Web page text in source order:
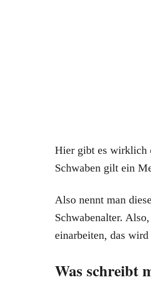
Hier gibt es wirklich
Schwaben gilt ein
Also nennt man
Schwabenalter.
einarbeiten, das
Was schreibt